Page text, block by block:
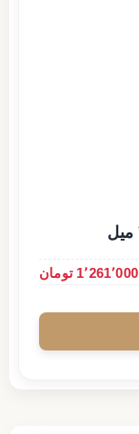
1٬261٬000 تومان